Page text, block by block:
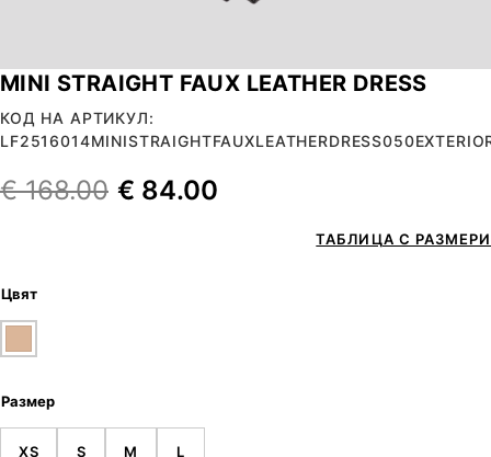
MINI STRAIGHT FAUX LEATHER DRESS
КОД НА АРТИКУЛ:
€168.00 € 84.00
ТАБЛИЦА С РАЗМЕРИ
Цвят
Размер
XS S M L